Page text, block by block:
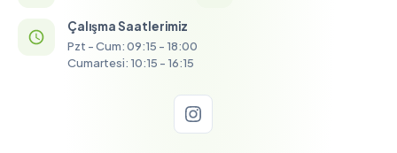
Çalışma Saatlerimiz
Pzt - Cum: 09:15 - 18:00
Cumartesi: 10:15 - 16:15